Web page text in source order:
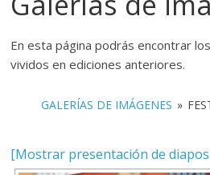
En esta página podrás encontrar
vividos en ediciones anteriores.
GALERÍAS DE IMÁGENES »
[Mostrar presentación de